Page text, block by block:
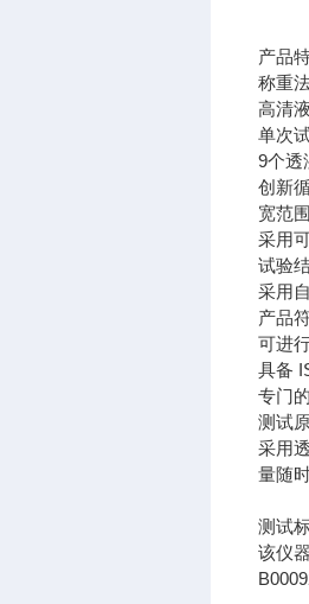
产品
称重
高清
单次
9个透
创新
宽范
采用
试验
采用
产品
可进
具备
专门
测试
采用
量随
测试
该仪